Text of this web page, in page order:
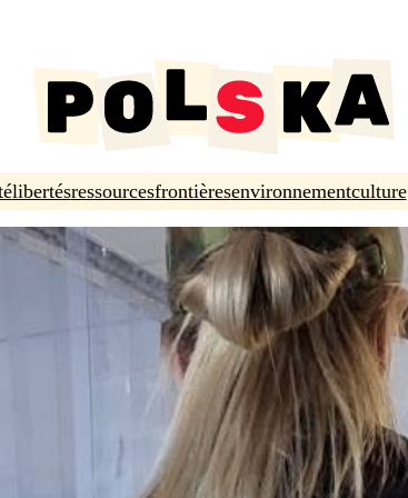
libertésressourcesfrontièresenvironnementculture